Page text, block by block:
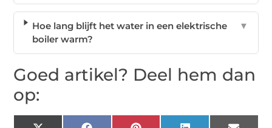
Hoe lang blijft het water in een elektrische
boiler warm?
▼
Goed artikel? Deel hem dan
op: